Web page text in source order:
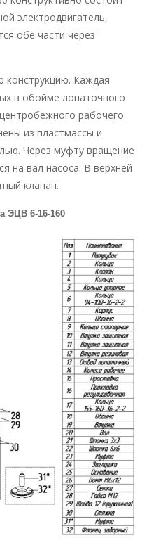
электродвигатель,
обе части через
конструкцию. Каждая
в обойме лопаточного
рабочего
из пластмассы и
Через муфту вращение
на вал насоса. В верхней
клапан.
ЭЦВ 6-16-160